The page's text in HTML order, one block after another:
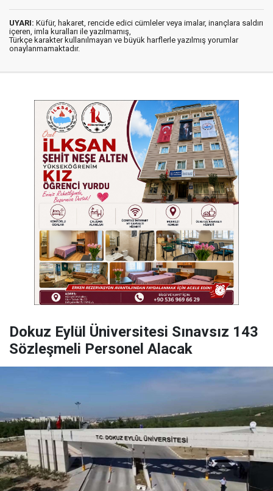
UYARI: Küfür, hakaret, rencide edici cümleler veya imalar, inançlara saldırı
içeren, imla kuralları ile yazılmamış,
Türkçe karakter kullanılmayan ve büyük harflerle yazılmış yorumlar
onaylanmamaktadır.
Dokuz Eylül Üniversitesi Sınavsız 143
Sözleşmeli Personel Alacak